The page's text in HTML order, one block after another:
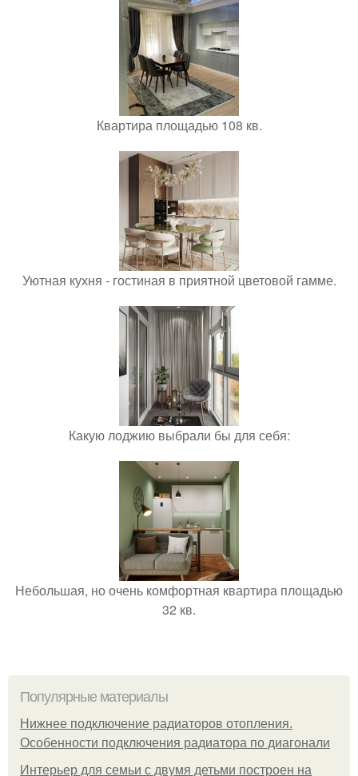
Квартира площадью 108 кв.
Уютная кухня - гостиная в приятной цветовой гамме.
Какую лоджию выбрали бы для себя:
Небольшая, но очень комфортная квартира площадью
32 кв.
Популярные материалы
Нижнее подключение радиаторов отопления.
Особенности подключения радиатора по диагонали
Интерьер для семьи с двумя детьми построен на